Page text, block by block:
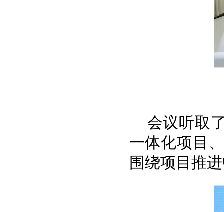
会议听取
一体化项目
围绕项目推